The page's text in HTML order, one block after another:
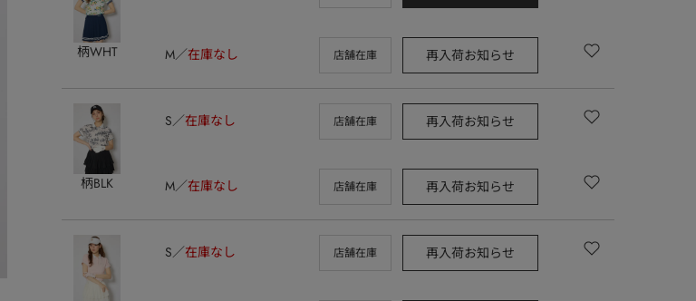
柄WHT M 在庫なし 店舗在庫 再入荷お知らせ
柄BLK
S 在庫なし 店舗在庫 再入荷お知らせ
M 在庫なし 店舗在庫 再入荷お知らせ
S 在庫なし 店舗在庫 再入荷お知らせ